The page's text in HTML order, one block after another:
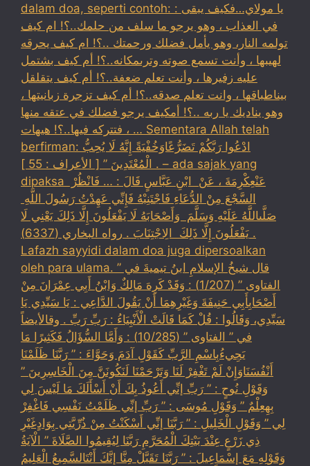
dalam doa, seperti contoh: : يا مولاي…فكيف يبقى
في العذاب ، وهو يرجو ما سلف من حلمك..؟! ام كيف
تولمه النار، وهو يأمل فضلك ورحمتك ..؟! ام كيف يحرقه
لهيبها ، وأنت تسمع صوته وترىمكانه..؟! أم كيف بشتمل
عليه زفيرها ، وأنت تعلم ضعفة..؟! أم كيف يتقلقل
بيناطباقها ، وانت تعلم صدقه..؟! أم كيف تزجرة زبانيتها ،
وهو يناديك يا ربه ..؟! أمكيف يرجو فضلك في عتقه منها
، فتتركه فيها..؟! هيهات … Sementara Allah telah
berfirman: ادْعُوا رَبَّكُمْ تَضَرُّعًاوَخُفْيَةً إِنَّهُ لَا يُحِبُّ
الْمُعْتَدِينَ ” [ الأعراف : 55 ] . – ada sajak yang
dipaksa ‏عَنْ‏‏عِكْرِمَةَ ‏، ‏عَنْ ‏ ‏ابْنِ عَبَّاسٍ ‏‏قَالَ : … فَانْظُرْ ‏‏
السَّجْعَ ‏‏مِنْ الدُّعَاءِ فَاجْتَنِبْهُ فَإِنِّي عَهِدْتُ رَسُولَ اللَّهِ ‏
‏صَلَّىاللَّهُ عَلَيْهِ وَسَلَّمَ ‏ ‏وَأَصْحَابَهُ لَا يَفْعَلُونَ إِلَّا ذَلِكَ ‏‏يَعْنِي لَا
يَفْعَلُونَ إِلَّا ذَلِكَ ‏ ‏الِاجْتِنَابَ . رواه البخاري (6337) .
Lafazh sayyidi dalam doa juga dipersoalkan
oleh para ulama. قال شيخُ الإسلامِ ابنُ تيميةَ في ”
الفتاوى ” (1/207) : وَقَدْ كَرِهَ مَالِكٌ وَابْنُ أَبِي عِمْرَانَ مِنْ
أَصْحَابِأَبِي حَنِيفَةَ وَغَيْرِهِمَا أَنْ يَقُولَ الدَّاعِي : يَا سَيِّدِي يَا
سَيِّدِي، وَقَالُوا : قُلْ كَمَا قَالَتْ الْأَنْبِيَاءُ : رَبِّ رَبِّ . وقالأيضاً
في ” الفتاوى ” (10/285) : وَأَمَّا السُّؤَالُ فَكَثِيرًا مَا
يَجِيءُبِاسْمِ الرَّبِّ كَقَوْلِ آدَمَ وَحَوَّاءَ : ” رَبَّنَا ظَلَمْنَا
أَنْفُسَنَاوَإِنْ لَمْ تَغْفِرْ لَنَا وَتَرْحَمْنَا لَنَكُونَنَّ مِنَ الْخَاسِرِينَ ”
وَقَوْلِ نُوحٍ : ” رَبِّ إنِّي أَعُوذُ بِكَ أَنْ أَسْأَلَكَ مَا لَيْسَ لِي
بِهِعِلْمٌ ” وَقَوْلِ مُوسَى : ” رَبِّ إنِّي ظَلَمْتُ نَفْسِي فَاغْفِرْ
لِي ” وَقَوْلِ الْخَلِيلِ : ” رَبَّنَا إنِّي أَسْكَنْتُ مِنْ ذُرِّيَّتِي بِوَادٍغَيْرِ
ذِي زَرْعٍ عِنْدَ بَيْتِكَ الْمُحَرَّمِ رَبَّنَا لِيُقِيمُوا الصَّلَاةَ ” الْآيَةُ
وَقَوْلِهِ مَعَ إسْمَاعِيلَ : ” رَبَّنَا تَقَبَّلْ مِنَّا إنَّكَ أَنْتَالسَّمِيعُ الْعَلِيمُ